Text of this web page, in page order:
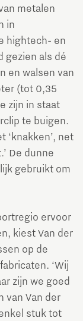
metalen
in
hightech- en
gezien als dé
en walsen van
(tot 0,35
zijn in staat
te buigen.
‘knakken’, net
De dunne
gebruikt om
ervoor
kiest Van der
op de
‘Wij
zijn we goed
van Van der
stuk tot